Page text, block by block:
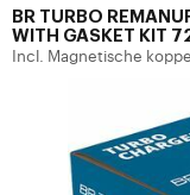
BR TURBO
WITH GASKET KIT
Incl. Magnetische